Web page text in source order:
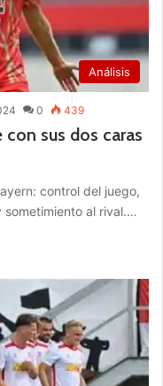
Análisis
0 439
sus dos caras
control del juego,
al rival.…